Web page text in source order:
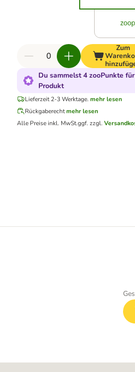
Zum
Du sammelst 4 zooPunkte
Produkt
Lieferzeit 2-3 Werktage. mehr lesen
Rückgaberecht mehr lesen
Alle Preise inkl. MwSt.ggf. zzgl.